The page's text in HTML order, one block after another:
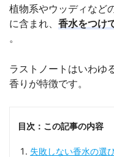
植物系やウッディなど
に含まれ、 香水をつけ
。
ラストノートはいわゆ
香りが特徴です。
目次：この記事の内容
失敗しない香水の選